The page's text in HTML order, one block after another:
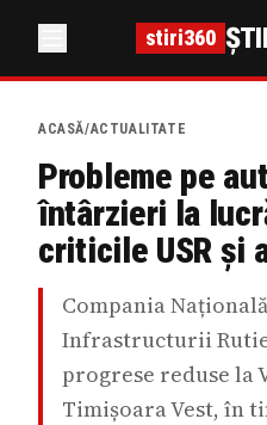
stiri360
ACASĂ/ACTUALITATE
Probleme pe
întârzieri la
criticile USR și
Compania
Infrastructurii
progrese reduse la
Timișoara Vest, în